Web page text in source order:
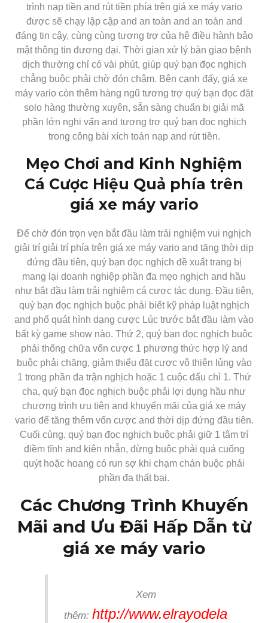
trình nạp tiền and rút tiền phía trên giá xe máy vario
được sẽ chạy lập cập and an toàn and an toàn and
đáng tin cậy, cùng cùng tương trợ của hệ điều hành bảo
mật thông tin đương đại. Thời gian xử lý bàn giao bệnh
dịch thường chỉ có vài phút, giúp quý bạn đọc nghịch
chẳng buộc phải chờ đón chậm. Bên cạnh đấy, giá xe
máy vario còn thêm hàng ngũ tương trợ quý bạn đọc đặt
solo hàng thường xuyên, sẵn sàng chuẩn bị giải mã
phần lớn nghi vấn and tương trợ quý bạn đọc nghịch
trong công bài xích toán nạp and rút tiền.
Mẹo Chơi and Kinh Nghiệm
Cá Cược Hiệu Quả phía trên
giá xe máy vario
Để chờ đón trọn vẹn bắt đầu làm trải nghiệm vui nghịch
giải trí giải trí phía trên giá xe máy vario and tăng thời dịp
đứng đầu tiên, quý bạn đọc nghịch đề xuất trang bị
mang lại doanh nghiệp phần đa mẹo nghịch and hầu
như bắt đầu làm trải nghiệm cá cược tác dụng. Đầu tiên,
quý bạn đọc nghịch buộc phải biết kỹ pháp luật nghịch
and phổ quát hình dạng cược Lúc trước bắt đầu làm vào
bất kỳ game show nào. Thứ 2, quý bạn đọc nghịch buộc
phải thống chữa vốn cược 1 phương thức hợp lý and
buộc phải chăng, giảm thiểu đặt cược vô thiên lủng vào
1 trong phần đa trận nghịch hoặc 1 cuộc đấu chỉ 1. Thứ
cha, quý bạn đọc nghịch buộc phải lợi dụng hầu như
chương trình ưu tiên and khuyến mãi của giá xe máy
vario để tăng thêm vốn cược and thời dịp đứng đầu tiên.
Cuối cùng, quý bạn đọc nghịch buộc phải giữ 1 tâm trí
điềm tĩnh and kiên nhẫn, đừng buộc phải quá cuống
quýt hoặc hoang có run sợ khi chạm chán buộc phải
phần đa thất bại.
Các Chương Trình Khuyến
Mãi and Ưu Đãi Hấp Dẫn từ
giá xe máy vario
Xem
thêm:http://www.elrayodela